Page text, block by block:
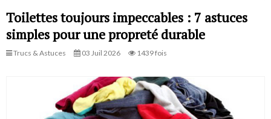
Toilettes toujours impeccables : 7 astuces
simples pour une propreté durable
Trucs & Astuces 03 Juil 2026 1439 fois